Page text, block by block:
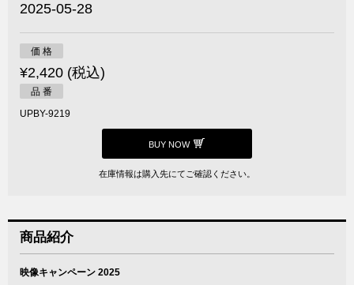
2025-05-28
価 格
¥2,420 (税込)
品 番
UPBY-9219
BUY NOW
在庫情報は購入先にてご確認ください。
商品紹介
映像キャンペーン 2025